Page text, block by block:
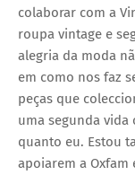
colaborar com a
roupa vintage e
alegria da moda
em como nos faz
peças que
uma segunda vida
quanto eu. Estou
apoiarem a